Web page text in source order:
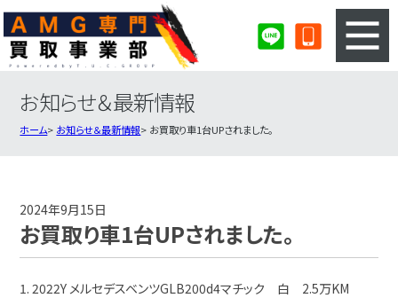
3ステップのカンタン査定
AMG買取実績
お知らせ＆最新情報
ホーム お知らせ＆最新情報 お買取り車1台UPされました。
2024年9月15日
お買取り車1台UPされました。
1. 2022Y メルセデスベンツGLB200d4マチック 白 2.5万KM